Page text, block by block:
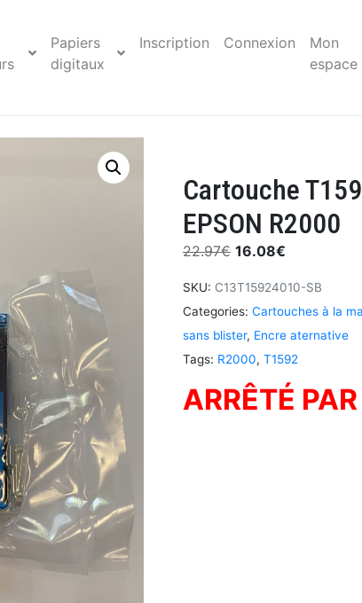
Papiers
digitaux
Inscription Connexion
Mon
espace
Cartouche
EPSON R2000
22.97€ 16.08€
SKU: C13T15924010-SB
Categories: Cartouches à la
sans blister, Encre aternative
Tags: R2000, T1592
ARRÊTÉ